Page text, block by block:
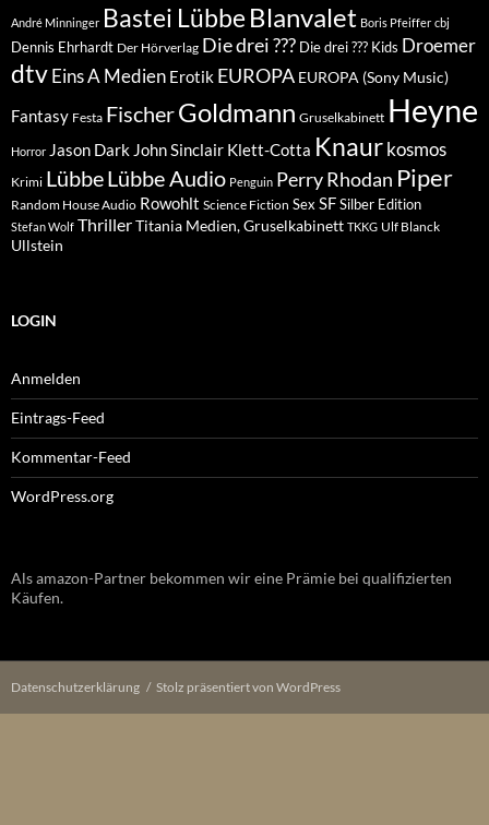
André Minninger Bastei Lübbe Blanvalet Boris Pfeiffer cbj
Dennis Ehrhardt Der Hörverlag Die drei ??? Die drei ??? Kids Droemer
dtvEins A Medien Erotik EUROPA EUROPA (Sony Music)
Fantasy Festa FischerGoldmann Gruselkabinett Heyne
Horror Jason Dark John Sinclair Klett-Cotta Knaur kosmos
Krimi LübbeLübbe Audio Penguin Perry Rhodan Piper
Random House Audio Rowohlt Science Fiction Sex SFSilber Edition
Stefan Wolf ThrillerTitania Medien, Gruselkabinett TKKG Ulf Blanck
Ullstein
LOGIN
Anmelden
Eintrags-Feed
Kommentar-Feed
WordPress.org
Als amazon-Partner bekommen wir eine Prämie bei qualifizierten
Käufen.
Datenschutzerklärung Stolz präsentiert von WordPress